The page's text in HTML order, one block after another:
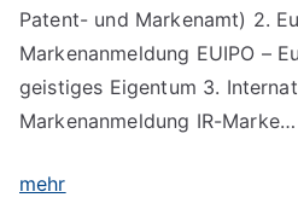
Patent- und Markenamt) 2.
Markenanmeldung EUIPO –
geistiges Eigentum 3.
Markenanmeldung IR-Marke…
mehr